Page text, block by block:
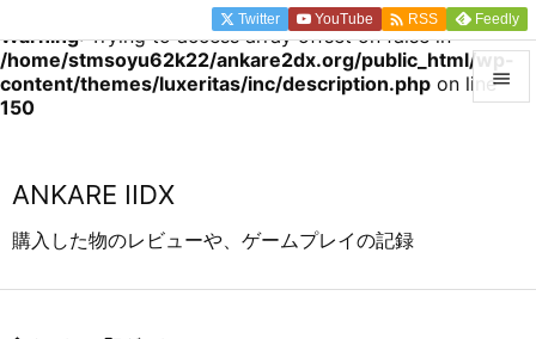
Warning: Trying to access array offset on false in
/home/stmsoyu62k22/ankare2dx.org/public_html/wp-
content/themes/luxeritas/inc/description.php on line
150
ANKARE IIDX
購入した物のレビューや、ゲームプレイの記録

Twitter YouTube  RSS Feedly